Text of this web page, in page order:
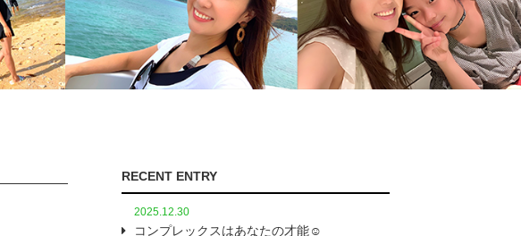
なぜFXなのか？
今年も残り3ヶ月‼️【生徒さん
のリアルな感想&実績紹介
💁‍♀️】
RECENT ENTRY
2025.12.30
コンプレックスはあなたの才能☺️